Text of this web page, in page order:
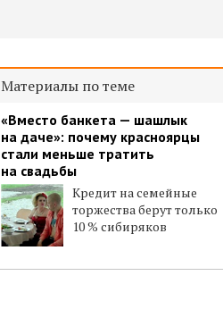
Материалы по теме
«Вместо банкета — шашлык
на даче»: почему красноярцы
стали меньше тратить
на свадьбы
Кредит на семейные
торжества берут только
10 % сибиряков